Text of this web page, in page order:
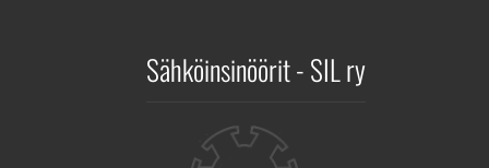
Sähköinsinöörit - SIL ry